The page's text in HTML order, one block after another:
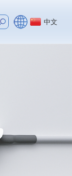
中文